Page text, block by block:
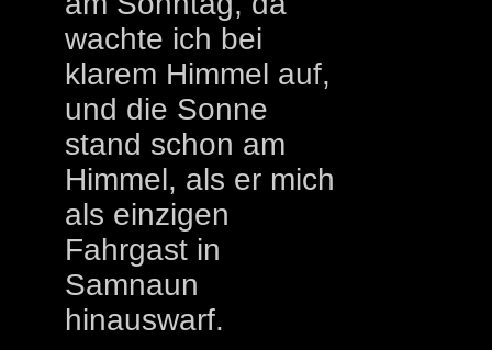
wachte ich bei
klarem Himmel auf,
und die Sonne
stand schon am
Himmel, als er mich
als einzigen
Fahrgast in
Samnaun
hinauswarf.